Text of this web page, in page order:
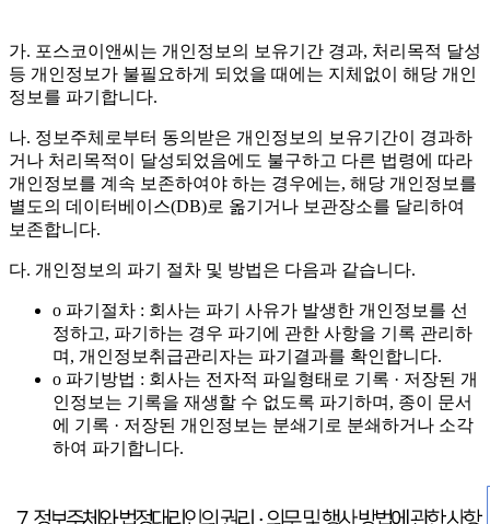
가. 포스코이앤씨는 개인정보의 보유기간 경과, 처리목적 달성
등 개인정보가 불필요하게 되었을 때에는 지체없이 해당 개인
정보를 파기합니다.
나. 정보주체로부터 동의받은 개인정보의 보유기간이 경과하
거나 처리목적이 달성되었음에도 불구하고 다른 법령에 따라
개인정보를 계속 보존하여야 하는 경우에는, 해당 개인정보를
별도의 데이터베이스(DB)로 옮기거나 보관장소를 달리하여
보존합니다.
다. 개인정보의 파기 절차 및 방법은 다음과 같습니다.
o 파기절차 : 회사는 파기 사유가 발생한 개인정보를 선
정하고, 파기하는 경우 파기에 관한 사항을 기록 관리하
며, 개인정보취급관리자는 파기결과를 확인합니다.
o 파기방법 : 회사는 전자적 파일형태로 기록 · 저장된 개
인정보는 기록을 재생할 수 없도록 파기하며, 종이 문서
에 기록 · 저장된 개인정보는 분쇄기로 분쇄하거나 소각
하여 파기합니다.